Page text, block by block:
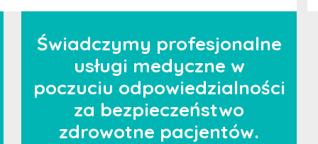
Świadczymy profesjonalne
usługi medyczne w
poczuciu odpowiedzialności
za bezpieczeństwo
zdrowotne pacjentów.